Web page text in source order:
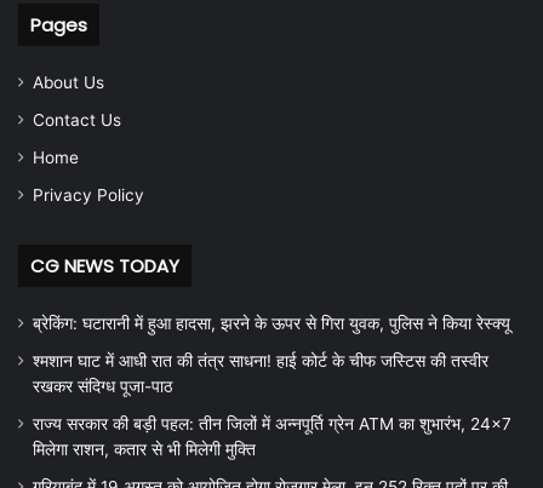
Pages
About Us
Contact Us
Home
Privacy Policy
CG NEWS TODAY
ब्रेकिंग: घटारानी में हुआ हादसा, झरने के ऊपर से गिरा युवक, पुलिस ने किया रेस्क्यू
श्मशान घाट में आधी रात की तंत्र साधना! हाई कोर्ट के चीफ जस्टिस की तस्वीर
रखकर संदिग्ध पूजा-पाठ
राज्य सरकार की बड़ी पहल: तीन जिलों में अन्नपूर्ति ग्रेन ATM का शुभारंभ, 24×7
मिलेगा राशन, कतार से भी मिलेगी मुक्ति